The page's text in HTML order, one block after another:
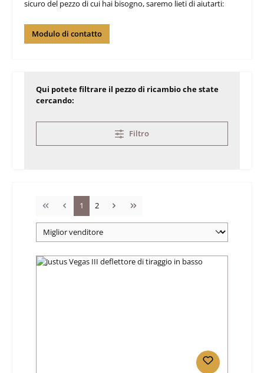
sicuro del pezzo di cui hai bisogno, saremo lieti di aiutarti:
Modulo di contatto
Qui potete filtrare il pezzo di ricambio che state
cercando:
Filtro
Pagina
1 Pagina
2